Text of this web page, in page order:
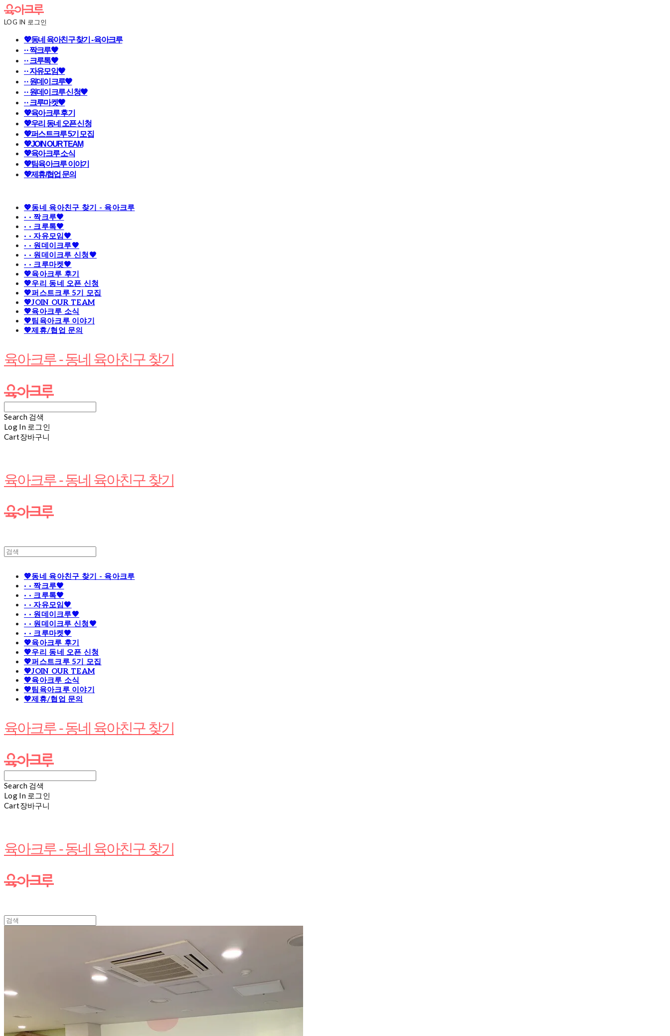
LOG IN 로그인
💖동네 육아친구 찾기 - 육아크루
· · 짝크루🧡
· · 크루톡🧡
· · 자유모임🧡
· · 원데이크루🧡
· · 원데이크루 신청🧡
· · 크루마켓🧡
💖육아크루 후기
💖우리 동네 오픈 신청
💖퍼스트크루 5기 모집
💖JOIN OUR TEAM
💖육아크루 소식
💖팀육아크루 이야기
💖제휴/협업 문의
💖동네 육아친구 찾기 - 육아크루
· · 짝크루🧡
· · 크루톡🧡
· · 자유모임🧡
· · 원데이크루🧡
· · 원데이크루 신청🧡
· · 크루마켓🧡
💖육아크루 후기
💖우리 동네 오픈 신청
💖퍼스트크루 5기 모집
💖JOIN OUR TEAM
💖육아크루 소식
💖팀육아크루 이야기
💖제휴/협업 문의
육아크루 - 동네 육아친구 찾기
Search 검색
Log In 로그인
Cart장바구니
육아크루 - 동네 육아친구 찾기
💖동네 육아친구 찾기 - 육아크루
· · 짝크루🧡
· · 크루톡🧡
· · 자유모임🧡
· · 원데이크루🧡
· · 원데이크루 신청🧡
· · 크루마켓🧡
💖육아크루 후기
💖우리 동네 오픈 신청
💖퍼스트크루 5기 모집
💖JOIN OUR TEAM
💖육아크루 소식
💖팀육아크루 이야기
💖제휴/협업 문의
육아크루 - 동네 육아친구 찾기
Search 검색
Log In 로그인
Cart장바구니
육아크루 - 동네 육아친구 찾기